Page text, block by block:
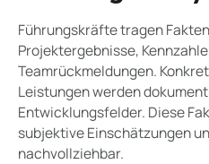
Führungskräfte tragen
Projektergebnisse,
Teamrückmeldungen.
Leistungen werden
Entwicklungsfelder. Diese
subjektive Einschätzungen
nachvollziehbar.